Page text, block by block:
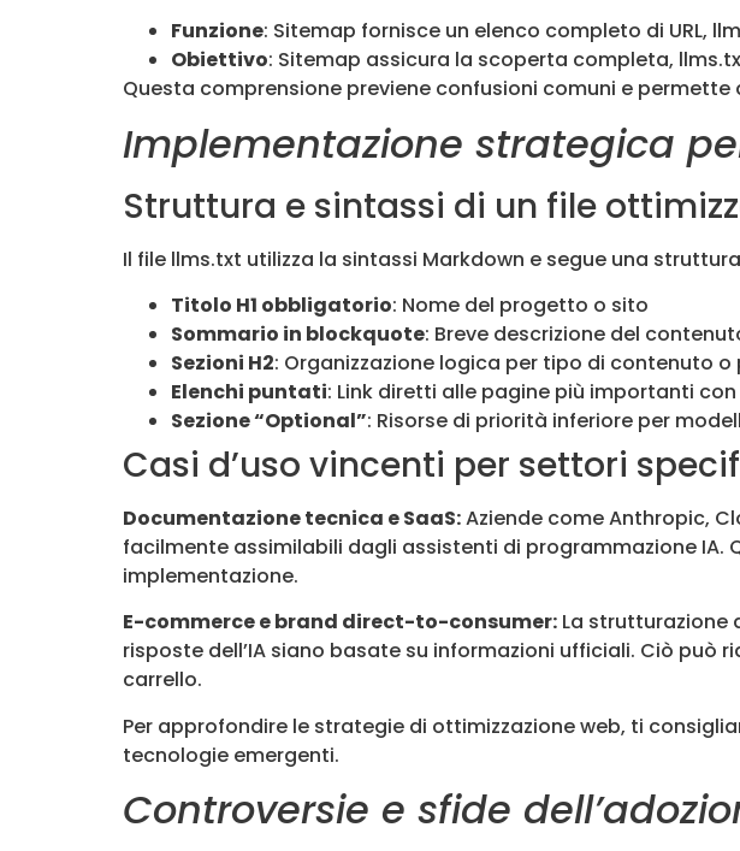
Funzione: Sitemap fornisce un elenco completo di URL,
Obiettivo: Sitemap assicura la scoperta completa,
Questa comprensione previene confusioni comuni e
Implementazione strategica
Struttura e sintassi di un file
Il file llms.txt utilizza la sintassi Markdown e segue una
Titolo H1 obbligatorio: Nome del progetto o sito
Sommario in blockquote: Breve descrizione del
Sezioni H2: Organizzazione logica per tipo di contenuto
Elenchi puntati: Link diretti alle pagine più importanti
Sezione “Optional”: Risorse di priorità inferiore per
Casi d’uso vincenti per settori
Documentazione tecnica e SaaS:Aziende come Anthropic,
facilmente assimilabili dagli assistenti di programmazione IA.
implementazione.
E-commerce e brand direct-to-consumer: La strutturazione
risposte dell’IA siano basate su informazioni ufficiali. Ciò può
carrello.
Per approfondire le strategie di ottimizzazione web, ti
tecnologie emergenti.
Controversie e sfide